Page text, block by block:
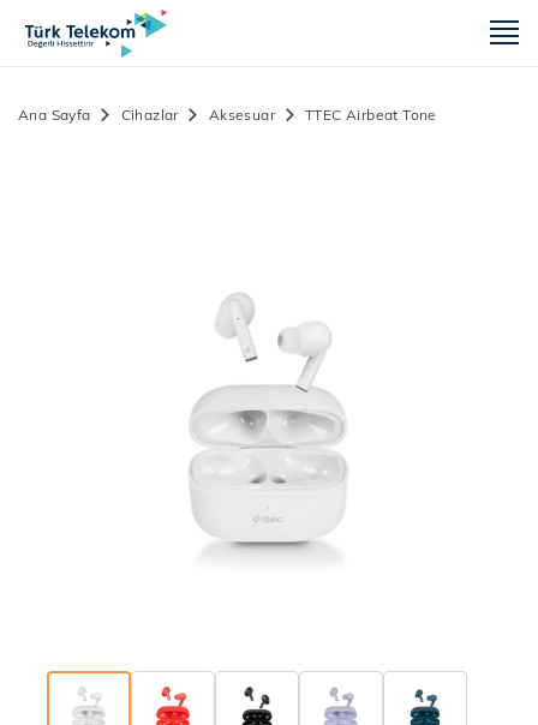
Ana Sayfa Cihazlar Aksesuar TTEC Airbeat Tone